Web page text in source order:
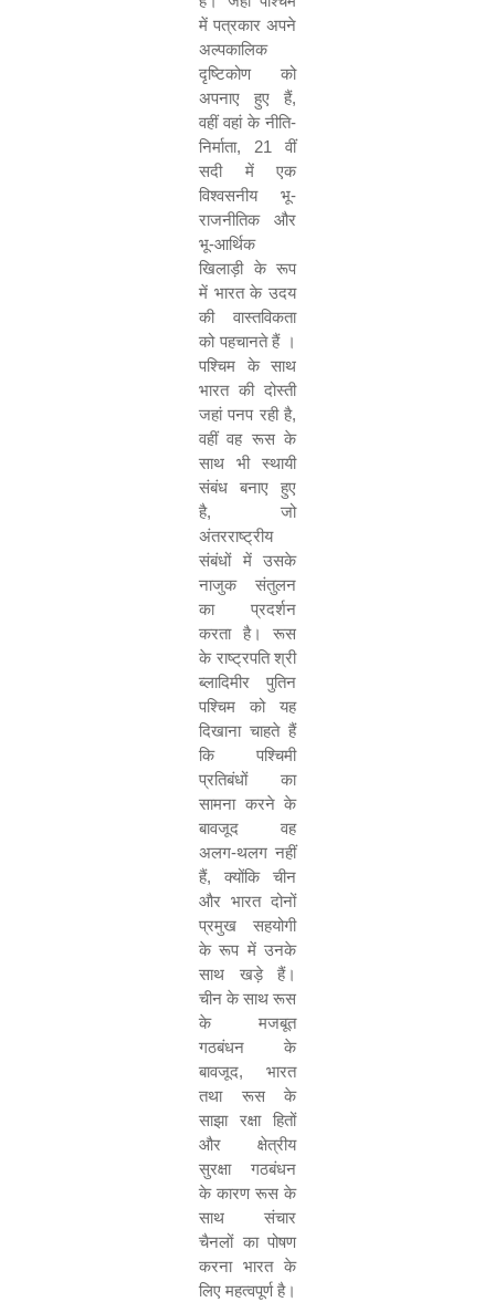
में पत्रकार अपने
अल्पकालिक
दृष्टिकोण को
अपनाए हुए हैं,
वहीं वहां के नीति-
निर्माता, 21 वीं
सदी में एक
विश्वसनीय भू-
राजनीतिक और
भू-आर्थिक
खिलाड़ी के रूप
में भारत के उदय
की वास्तविकता
को पहचानते हैं ।
पश्चिम के साथ
भारत की दोस्ती
जहां पनप रही है,
वहीं वह रूस के
साथ भी स्थायी
संबंध बनाए हुए
है, जो
अंतरराष्ट्रीय
संबंधों में उसके
नाजुक संतुलन
का प्रदर्शन
करता है। रूस
के राष्ट्रपति श्री
ब्लादिमीर पुतिन
पश्चिम को यह
दिखाना चाहते हैं
कि पश्चिमी
प्रतिबंधों का
सामना करने के
बावजूद वह
अलग-थलग नहीं
हैं, क्योंकि चीन
और भारत दोनों
प्रमुख सहयोगी
के रूप में उनके
साथ खड़े हैं।
चीन के साथ रूस
के मजबूत
गठबंधन के
बावजूद, भारत
तथा रूस के
साझा रक्षा हितों
और क्षेत्रीय
सुरक्षा गठबंधन
के कारण रूस के
साथ संचार
चैनलों का पोषण
करना भारत के
लिए महत्वपूर्ण है।